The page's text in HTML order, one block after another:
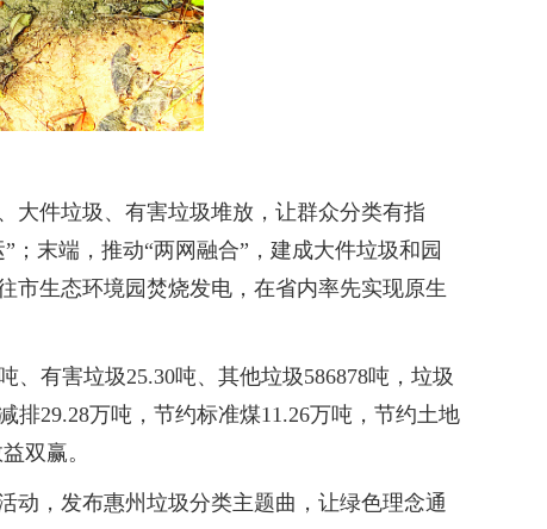
件垃圾、有害垃圾堆放，让群众分类有指
末端，推动“两网融合”，建成大件垃圾和园
市生态环境园焚烧发电，在省内率先实现原生
有害垃圾25.30吨、其他垃圾586878吨，垃圾
排29.28万吨，节约标准煤11.26万吨，节约土地
双赢。
，发布惠州垃圾分类主题曲，让绿色理念通